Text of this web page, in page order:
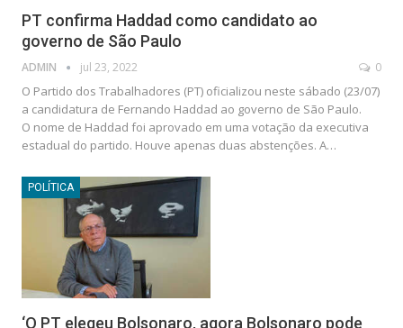
PT confirma Haddad como candidato ao
governo de São Paulo
ADMIN jul 23, 2022 0
O Partido dos Trabalhadores (PT) oficializou neste sábado (23/07)
a candidatura de Fernando Haddad ao governo de São Paulo.
O nome de Haddad foi aprovado em uma votação da executiva
estadual do partido. Houve apenas duas abstenções. A…
POLÍTICA
‘O PT elegeu Bolsonaro, agora Bolsonaro pode